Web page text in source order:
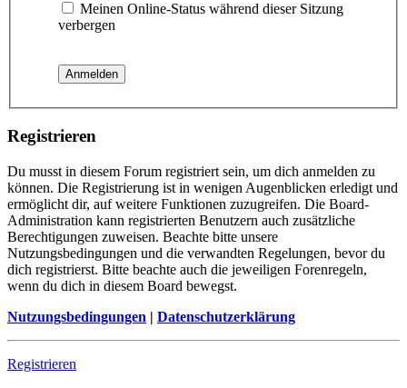
Meinen Online-Status während dieser Sitzung
verbergen
Registrieren
Du musst in diesem Forum registriert sein, um dich anmelden zu
können. Die Registrierung ist in wenigen Augenblicken erledigt und
ermöglicht dir, auf weitere Funktionen zuzugreifen. Die Board-
Administration kann registrierten Benutzern auch zusätzliche
Berechtigungen zuweisen. Beachte bitte unsere
Nutzungsbedingungen und die verwandten Regelungen, bevor du
dich registrierst. Bitte beachte auch die jeweiligen Forenregeln,
wenn du dich in diesem Board bewegst.
Nutzungsbedingungen | Datenschutzerklärung
Registrieren